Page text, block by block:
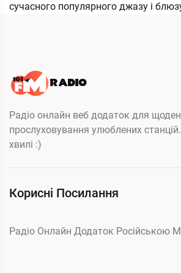
сучасного популярного джазу і
Радіо онлайн веб додаток для
прослуховування улюблених
хвилі :)
Корисні Посилання
Радіо Онлайн Додаток Російською